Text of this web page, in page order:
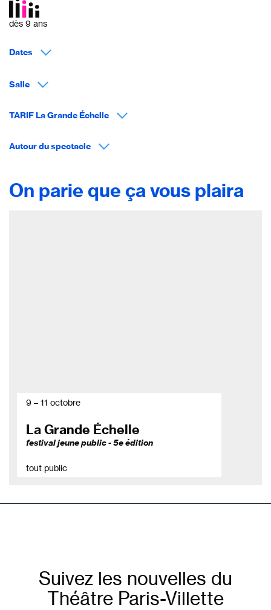
dès 9 ans
Dates
Salle
TARIF La Grande Échelle
Autour du spectacle
On parie que ça vous plaira
9 – 11 octobre
La Grande Échelle
festival jeune public - 5e édition
tout public
Suivez les nouvelles du
Théâtre Paris-Villette